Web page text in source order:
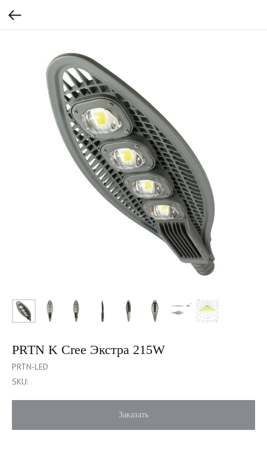
PRTN K Cree Экстра 215W
PRTN-LED
SKU:
Заказать